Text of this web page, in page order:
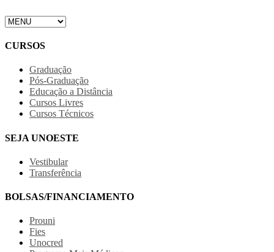
CURSOS
Graduação
Pós-Graduação
Educação a Distância
Cursos Livres
Cursos Técnicos
SEJA UNOESTE
Vestibular
Transferência
BOLSAS/FINANCIAMENTO
Prouni
Fies
Unocred